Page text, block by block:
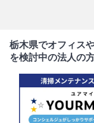
栃木県でオフィス
を検討中の法人の